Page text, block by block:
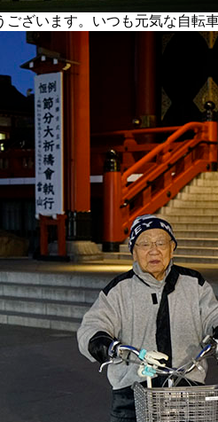
ざいます。いつも元気な自転